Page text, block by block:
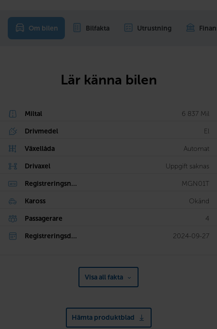
Om bilen Bilfakta Utrustning
Lär känna bilen
Miltal 6 837 Mil
Drivmedel El
Växellåda Automat
Drivaxel Uppgift saknas
Registreringsn... MGN01T
Kaross Okänd
Passagerare 4
Registreringsd... 2024-09-27
Visa all fakta
Hämta produktblad